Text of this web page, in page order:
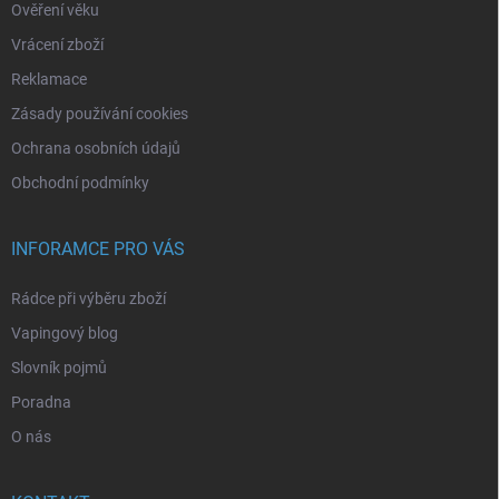
Ověření věku
Vrácení zboží
Reklamace
Zásady používání cookies
Ochrana osobních údajů
Obchodní podmínky
INFORAMCE PRO VÁS
Rádce při výběru zboží
Vapingový blog
Slovník pojmů
Poradna
O nás